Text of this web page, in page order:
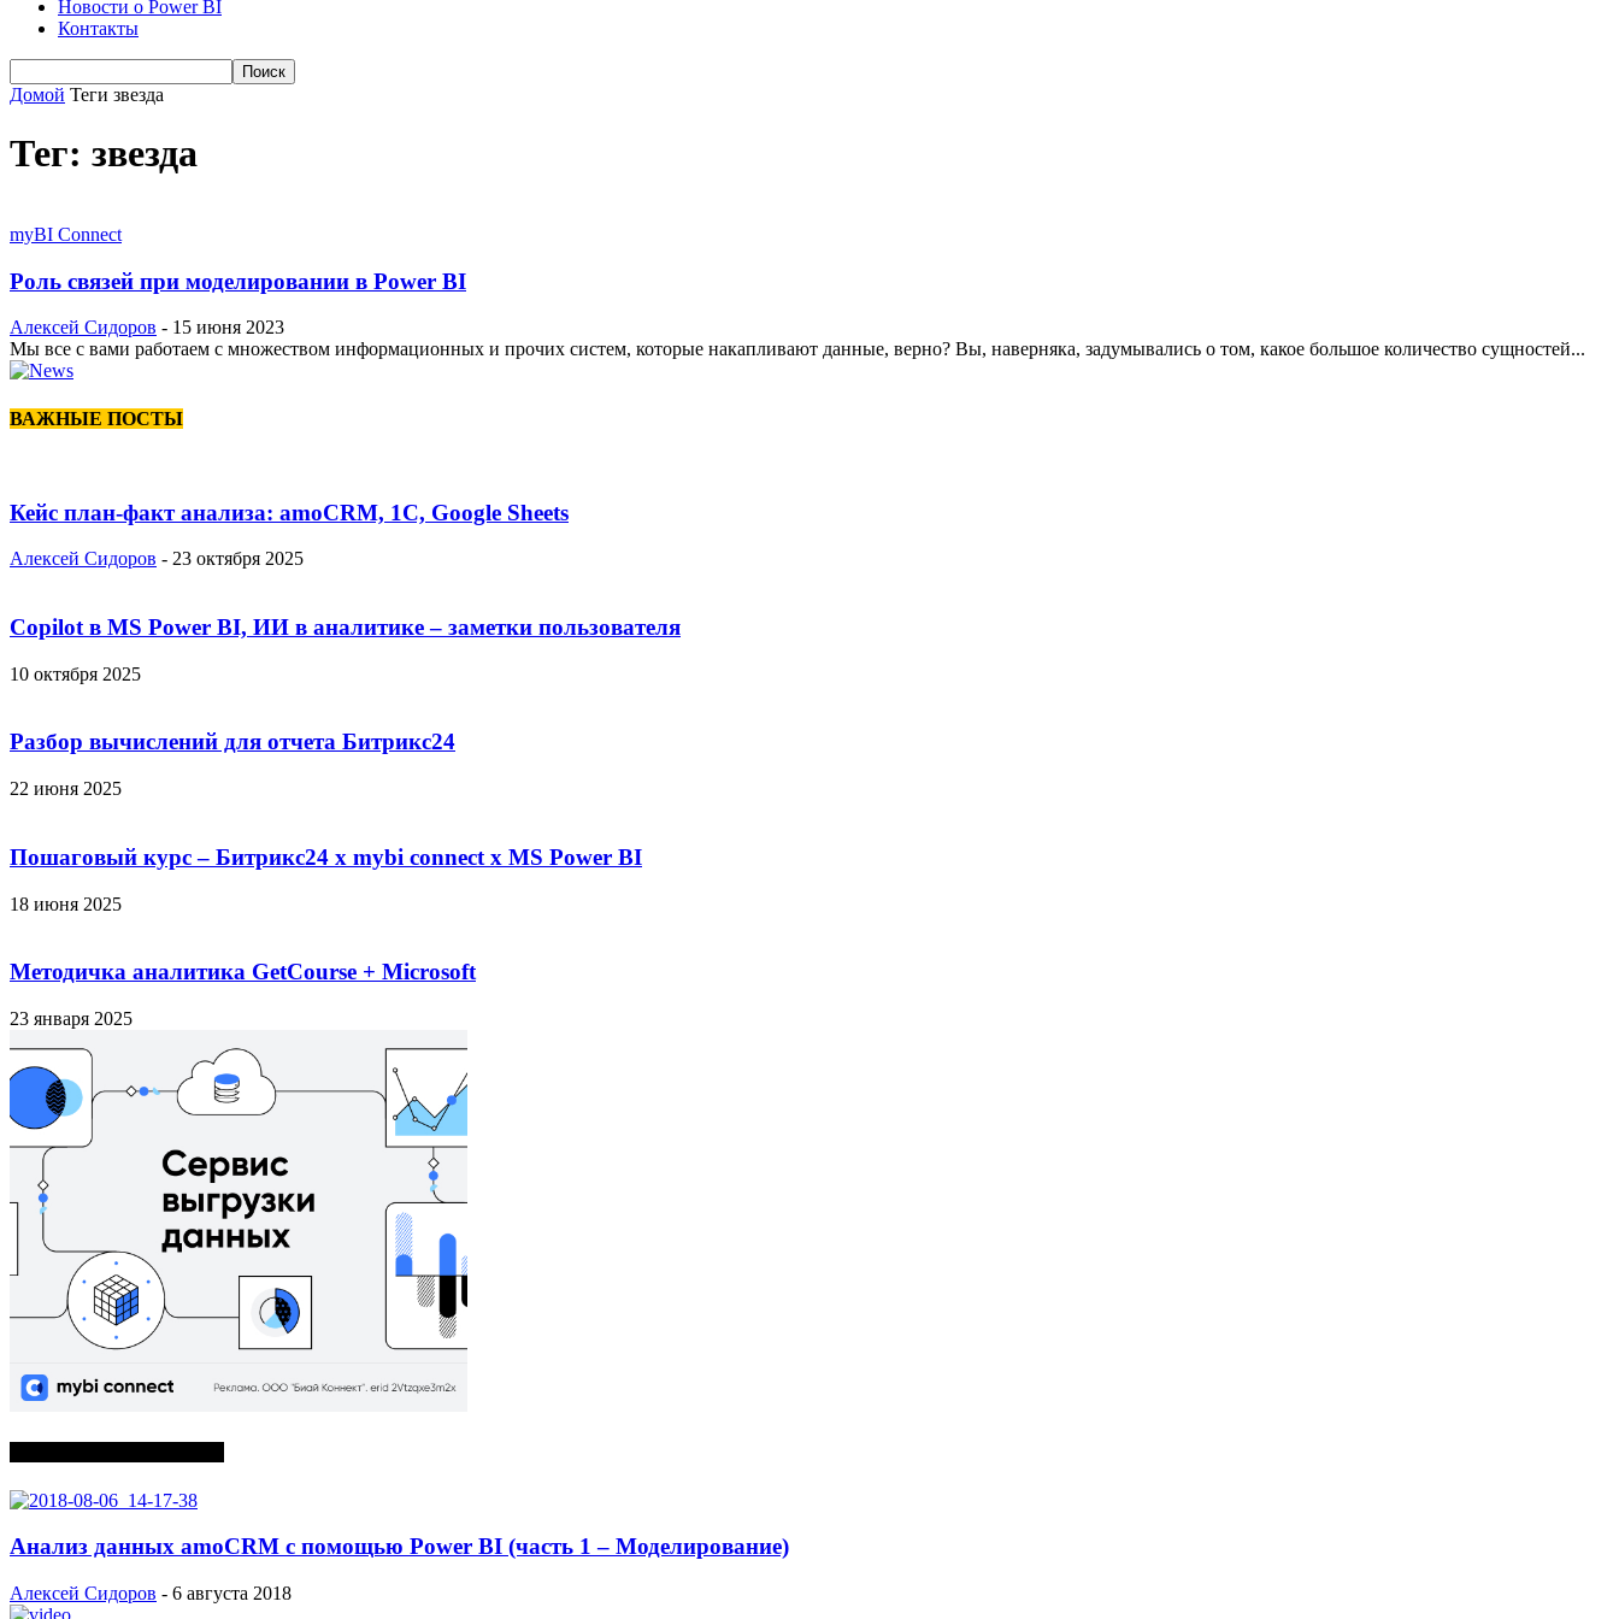
Новости о Power BI
Контакты
Домой Теги звезда
Тег: звезда
myBI Connect
Роль связей при моделировании в Power BI
Алексей Сидоров - 15 июня 2023
Мы все с вами работаем с множеством информационных и прочих систем, которые накапливают данные, верно? Вы, наверняка, задумывались о том, какое большое количество сущностей...
ВАЖНЫЕ ПОСТЫ
Кейс план-факт анализа: amoCRM, 1C, Google Sheets
Алексей Сидоров - 23 октября 2025
Copilot в MS Power BI, ИИ в аналитике – заметки пользователя
10 октября 2025
Разбор вычислений для отчета Битрикс24
22 июня 2025
Пошаговый курс – Битрикс24 х mybi connect х MS Power BI
18 июня 2025
Методичка аналитика GetCourse + Microsoft
23 января 2025
Анализ данных amoCRM с помощью Power BI (часть 1 – Моделирование)
Алексей Сидоров - 6 августа 2018